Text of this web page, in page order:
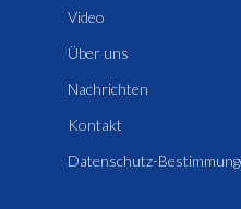
Video
Über uns
Nachrichten
Kontakt
Datenschutz-